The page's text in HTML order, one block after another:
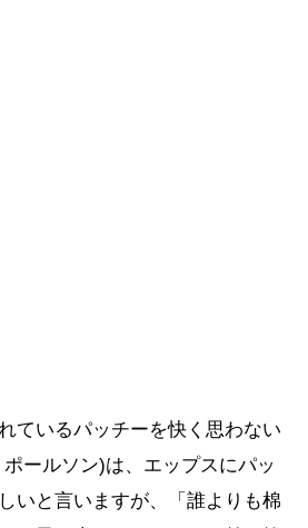
ているパッチーを快く思わない
ールソン)は、エップスにパッ
いと言いますが、「誰よりも棉